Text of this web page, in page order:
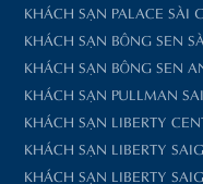
KHÁCH SẠN PALACE SÀI
KHÁCH SẠN BÔNG SEN
KHÁCH SẠN BÔNG SEN
KHÁCH SẠN PULLMAN
KHÁCH SẠN LIBERTY
KHÁCH SẠN LIBERTY
KHÁCH SẠN LIBERTY